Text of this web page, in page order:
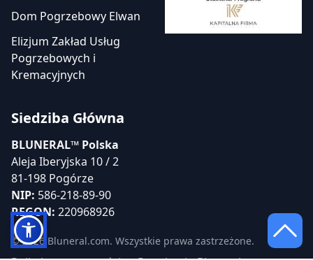
Dom Pogrzebowy Elwan
Elizjum Zakład Usług
Pogrzebowych i
Kremacyjnych
Siedziba Główna
BLUNERAL™ Polska
Aleja Iberyjska 10 / 2
81-198 Pogórze
NIP: 586-218-89-90
REGON: 220968926
© 2026 Bluneral.com. Wszystkie prawa zastrzeżone.